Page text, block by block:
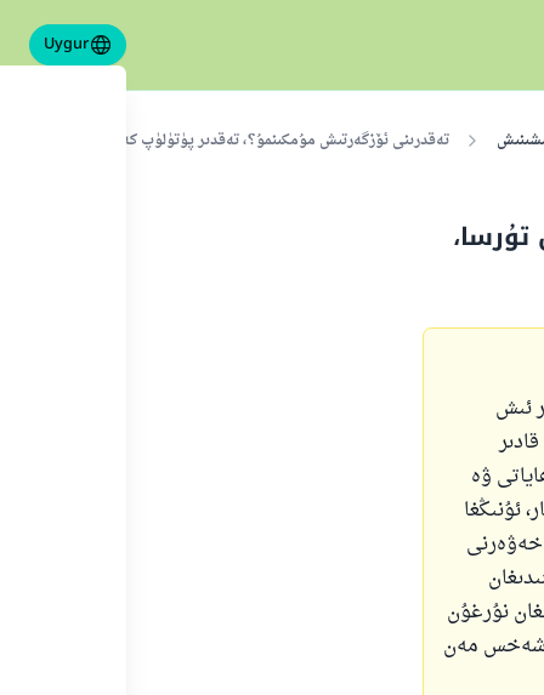
Uygur
تەقدرىنى ئۆزگەرتىش مۇمكىنمۇ؟، تەقدىر پۈتۈلۈپ كەتكەن تۇرسا، بىز
ئىش
ۋە
ئۇنىڭغا
خەۋەرنى
نۇرغۇن
شەخس مەن